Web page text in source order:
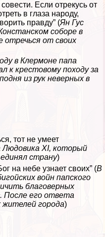
Если отрекусь от
в глаза народу,
правду” (Ян Гус
соборе в
отречься от своих
в Клермоне папа
к крестовому походу за
из рук неверных в
тот не умеет
Людовика XI, который
страну)
на небе узнает своих” (В
войн папского
благоверных
После его ответа
жителей города)